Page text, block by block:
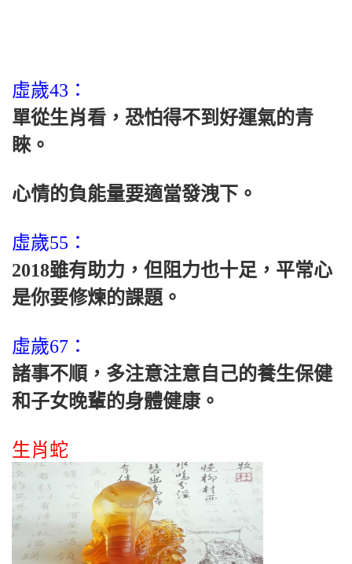
虛歲43：
單從生肖看，恐怕得不到好運氣的青
睞。
心情的負能量要適當發洩下。
虛歲55：
2018雖有助力，但阻力也十足，平常心
是你要修煉的課題。
虛歲67：
諸事不順，多注意注意自己的養生保健
和子女晚輩的身體健康。
生肖蛇